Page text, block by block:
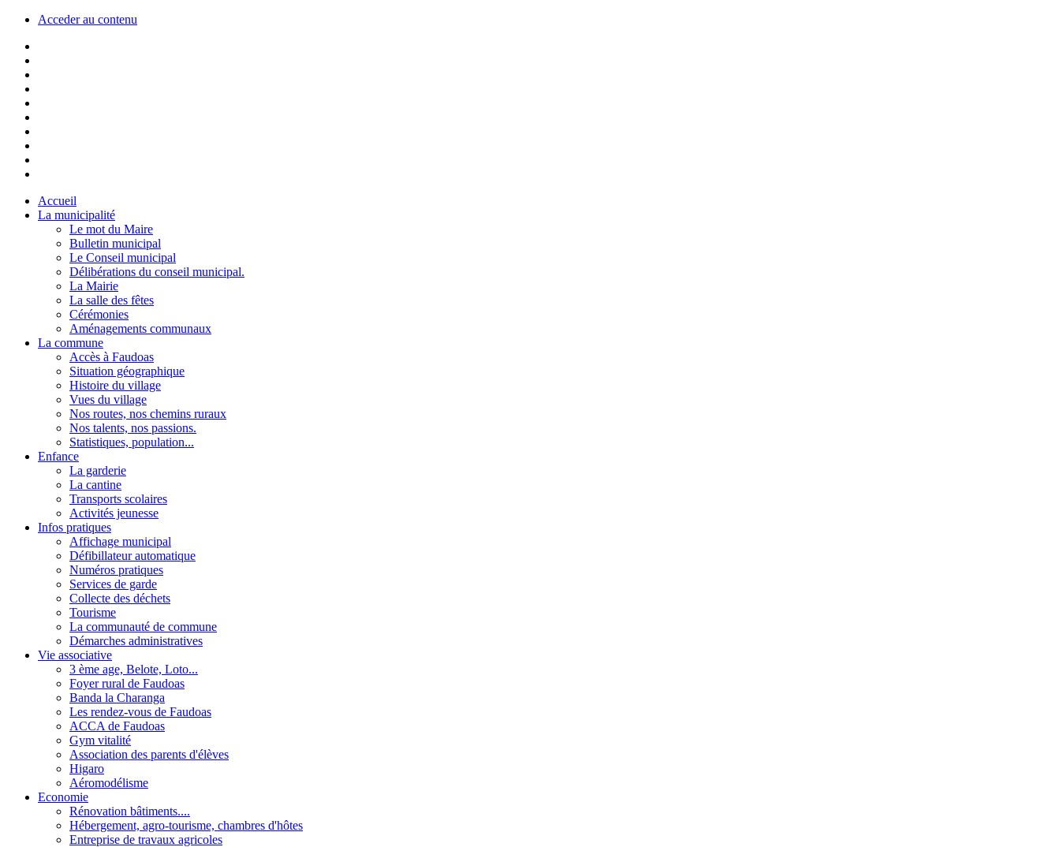
Acceder au contenu
Accueil
La municipalité
Le mot du Maire
Bulletin municipal
Le Conseil municipal
Délibérations du conseil municipal.
La Mairie
La salle des fêtes
Cérémonies
Aménagements communaux
La commune
Accès à Faudoas
Situation géographique
Histoire du village
Vues du village
Nos routes, nos chemins ruraux
Nos talents, nos passions.
Statistiques, population...
Enfance
La garderie
La cantine
Transports scolaires
Activités jeunesse
Infos pratiques
Affichage municipal
Défibillateur automatique
Numéros pratiques
Services de garde
Collecte des déchets
Tourisme
La communauté de commune
Démarches administratives
Vie associative
3 ème age, Belote, Loto...
Foyer rural de Faudoas
Banda la Charanga
Les rendez-vous de Faudoas
ACCA de Faudoas
Gym vitalité
Association des parents d'élèves
Higaro
Aéromodélisme
Economie
Rénovation bâtiments....
Hébergement, agro-tourisme, chambres d'hôtes
Entreprise de travaux agricoles